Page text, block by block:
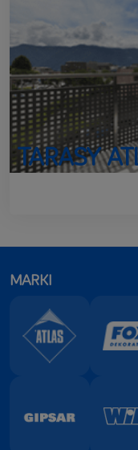
TARASY
MARKI